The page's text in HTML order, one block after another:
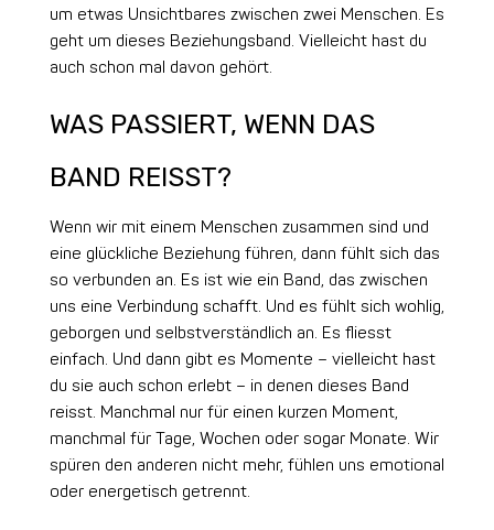
um etwas Unsichtbares zwischen zwei Menschen. Es
geht um dieses Beziehungsband. Vielleicht hast du
auch schon mal davon gehört.
WAS PASSIERT, WENN DAS
BAND REISST?
Wenn wir mit einem Menschen zusammen sind und
eine glückliche Beziehung führen, dann fühlt sich das
so verbunden an. Es ist wie ein Band, das zwischen
uns eine Verbindung schafft. Und es fühlt sich wohlig,
geborgen und selbstverständlich an. Es fliesst
einfach. Und dann gibt es Momente – vielleicht hast
du sie auch schon erlebt – in denen dieses Band
reisst. Manchmal nur für einen kurzen Moment,
manchmal für Tage, Wochen oder sogar Monate. Wir
spüren den anderen nicht mehr, fühlen uns emotional
oder energetisch getrennt.